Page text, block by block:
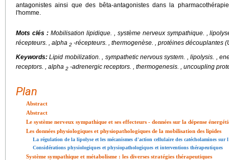
antagonistes ainsi que des bêta-antagonistes dans la
l'homme.
Mots clés : Mobilisation lipidique. , système nerveux sympathique. ,
récepteurs. , alpha 2 -récepteurs. , thermogenèse. , protéines découplantes
Keywords:Lipid mobilization. , sympathetic nervous system. , lipolysis. ,
receptors. , alpha 2 -adrenergic receptors. , thermogenesis. , uncoupling
Plan
Abstract
Abstract
Le système nerveux sympathique et ses effecteurs - données sur la dépense
Les données physiologiques et physiopathologiques de la mobilisation des lipides
La régulation de la lipolyse et les mécanismes d'action cellulaire des catécholamines
Considérations physiologiques et physiopathologiques et interventions thérapeutiques
Système sympathique et métabolisme : les diverses stratégies thérapeutiques